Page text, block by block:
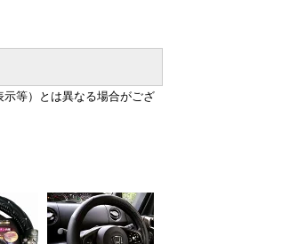
等）とは異なる場合がござ